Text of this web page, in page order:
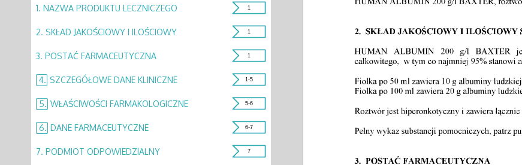
1. NAZWA PRODUKTU LECZNICZEGO 1
2. SKŁAD JAKOŚCIOWY I ILOŚCIOWY 1
3. POSTAĆ FARMACEUTYCZNA 1
4. SZCZEGÓŁOWE DANE KLINICZNE 1-5
5. WŁAŚCIWOŚCI FARMAKOLOGICZNE 5-6
6. DANE FARMACEUTYCZNE 6-7
7. PODMIOT ODPOWIEDZIALNY 7